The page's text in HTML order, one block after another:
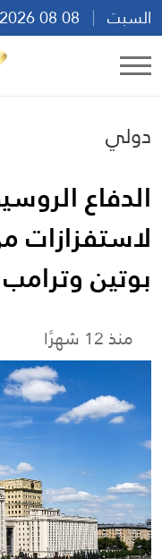
السبت
23:35
دولي
الدفاع
بوتين وترامب
منذ 12 شهرًا